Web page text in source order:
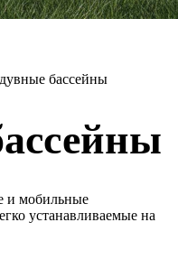
бассейны
и мобильные
устанавливаемые на